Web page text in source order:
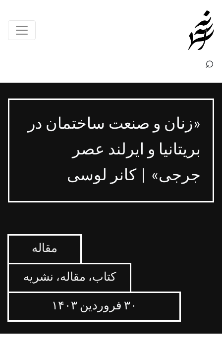
×
⌕
«زنان و صنعت ساختمان در
بریتانیا و ایرلند عصر
جرجی» | کانر لوسی
مقاله
کتاب، مقاله، نشریه
۳۰ فروردین ۱۴۰۳